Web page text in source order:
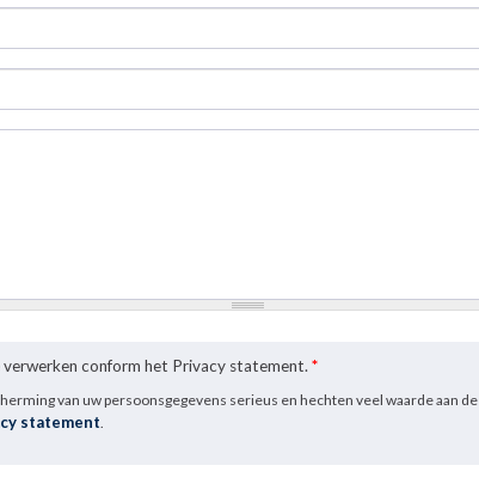
conform het Privacy statement. *
van uw persoonsgegevens serieus en hechten veel waarde aan de
statement